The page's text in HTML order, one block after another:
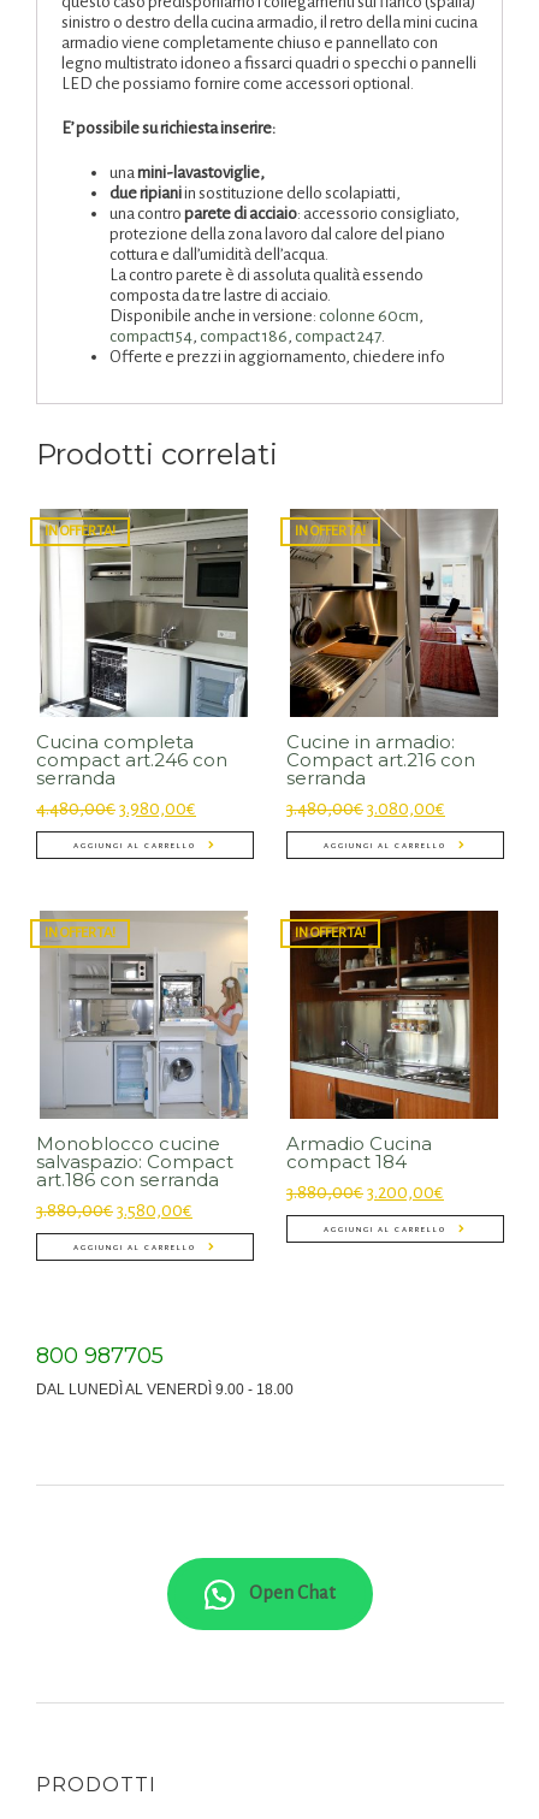
sinistro o destro della cucina armadio, il retro della mini cucina
armadio viene completamente chiuso e pannellato con
legno multistrato idoneo a fissarci quadri o specchi o pannelli
LED che possiamo fornire come accessori optional.
E’ possibile su richiesta inserire:
unamini-lavastoviglie,
due ripianiin sostituzione dello scolapiatti,
una contro parete di acciaio: accessorio consigliato,
protezione della zona lavoro dal calore del piano
cottura e dall’umidità dell’acqua.
La contro parete è di assoluta qualità essendo
composta da tre lastre di acciaio.
Disponibile anche in versione: colonne 60cm,
compact154, compact 186, compact 247.
Offerte e prezzi in aggiornamento, chiedere info
Prodotti correlati
IN OFFERTA!
Cucina completa
compact art.246 con
serranda
4.480,00€3.980,00€
AGGIUNGI AL CARRELLO
IN OFFERTA!
Cucine in armadio:
Compact art.216 con
serranda
3.480,00€3.080,00€
AGGIUNGI AL CARRELLO
IN OFFERTA!
Monoblocco cucine
salvaspazio: Compact
art.186 con serranda
3.880,00€3.580,00€
AGGIUNGI AL CARRELLO
IN OFFERTA!
Armadio Cucina
compact 184
3.880,00€3.200,00€
AGGIUNGI AL CARRELLO
800 987705
DAL LUNEDÌ AL VENERDÌ 9.00 - 18.00
Open Chat
PRODOTTI